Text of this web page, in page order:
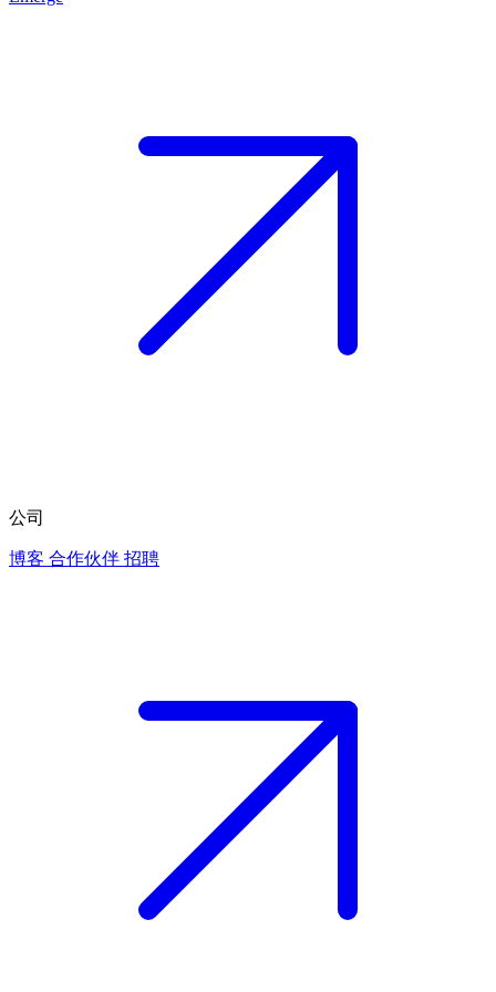
公司
博客 合作伙伴 招聘